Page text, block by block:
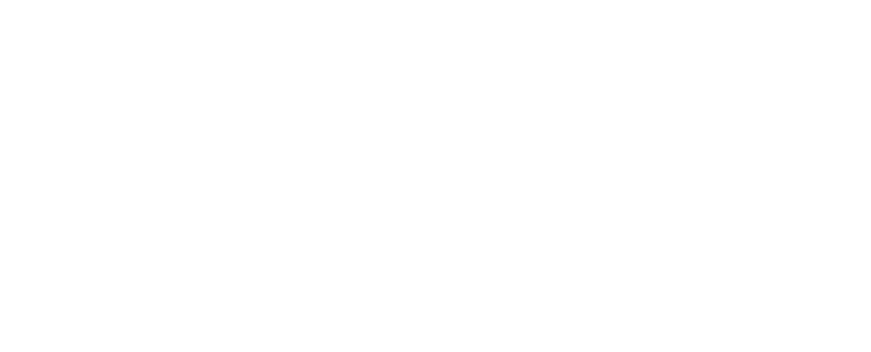
备，其综合使用成本可能明显低于初始报价更低但维护需求频繁的型号。因此，评估价格时，应要求供应商
系到数据的稳定性与重复性，是保障筛查与评估工作有效进行的基础。例如，流量传感器的类型与精度、预
稳定的检测技术与符合国内医疗机构工作流程的操作界面相结合，旨在帮助用户高效完成常规肺功能检测项
的实际需求。